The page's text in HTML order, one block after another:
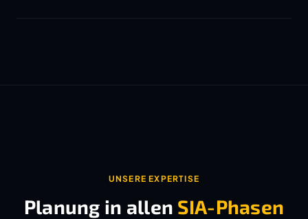
UNSERE EXPERTISE
Planung in allen SIA-Phasen